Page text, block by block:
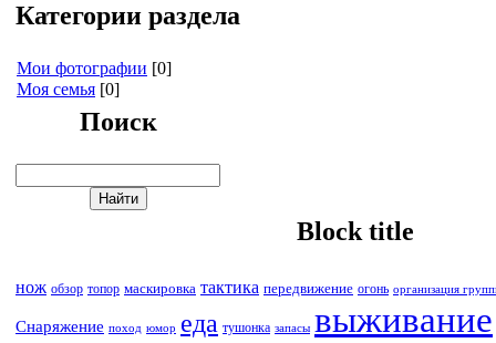
Категории раздела
Мои фотографии [0]
Моя семья [0]
Поиск
Block title
нож обзор топор маскировка тактика передвижение огонь организация
Снаряжение поход юмор еда тушонка запасы выживание